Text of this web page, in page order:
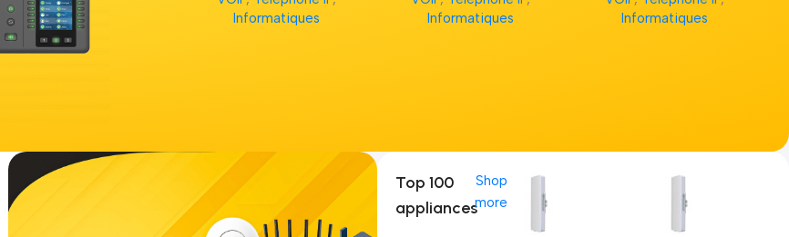
Informatiques
Informatiques
Informatiques
Top 100
appliances
Shop
more